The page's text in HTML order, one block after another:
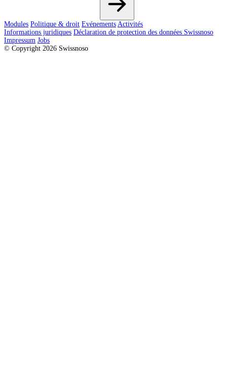
Modules Politique & droit Evénements Activités
Informations juridiques Déclaration de protection des données Swissnoso
Impressum Jobs
© Copyright 2026 Swissnoso